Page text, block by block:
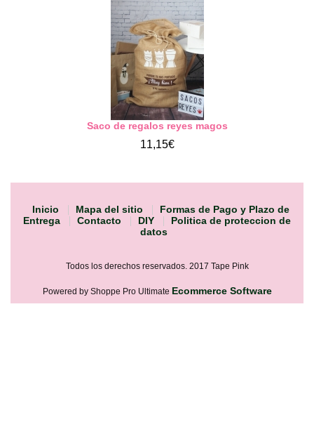
Saco de regalos reyes magos
11,15€
Inicio Mapa del sitio
Formas de Pago y Plazo de
Entrega
Contacto DIY
Politica de proteccion de
datos
Todos los derechos reservados. 2017 Tape Pink
Powered by Shoppe Pro Ultimate Ecommerce Software